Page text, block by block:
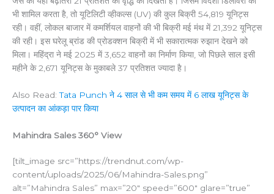
भी शामिल करता है, तो यूटिलिटी व्हीकल्स (UV) की कुल बिक्री 54,819 यूनिट्स
रही। वहीं, लोकल बाजार में कमर्शियल वाहनों की भी बिक्री मई मंथ में 21,392 यूनिट्स
की रही। इस घरेलू ब्रांड की प्रोडक्शन बिक्री में भी सकारात्मक रुझान देखने को
मिला। महिंद्रा ने मई 2025 में 3,652 वाहनों का निर्माण किया, जो पिछले साल इसी
महीने के 2,671 यूनिट्स के मुकाबले 37 प्रतिशत ज्यादा है।
Also Read:Tata Punch ने 4 साल से भी कम समय में 6 लाख यूनिट्स के
उत्पादन का आंकड़ा पार किया
Mahindra Sales 360° View
[tilt_image src=”https://trendnut.com/wp-
content/uploads/2025/06/Mahindra-Sales.png”
alt=”Mahindra Sales” max=”20″ speed=”600″ glare=”true”